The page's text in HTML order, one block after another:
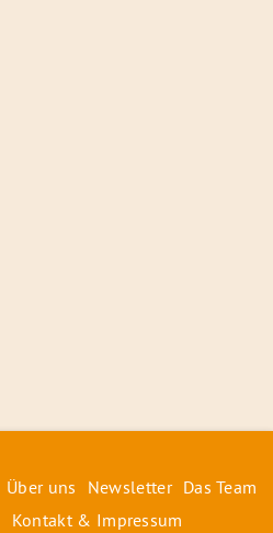
Über uns Newsletter Das Team
Kontakt & Impressum